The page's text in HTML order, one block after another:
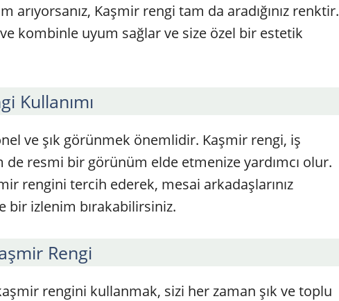
arıyorsanız, Kaşmir rengi tam da aradığınız renktir.
kombinle uyum sağlar ve size özel bir estetik
Kullanımı
ve şık görünmek önemlidir. Kaşmir rengi, iş
resmi bir görünüm elde etmenize yardımcı olur.
rengini tercih ederek, mesai arkadaşlarınız
bir izlenim bırakabilirsiniz.
Rengi
rengini kullanmak, sizi her zaman şık ve toplu